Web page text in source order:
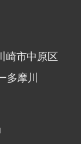
崎市中原区
多摩川